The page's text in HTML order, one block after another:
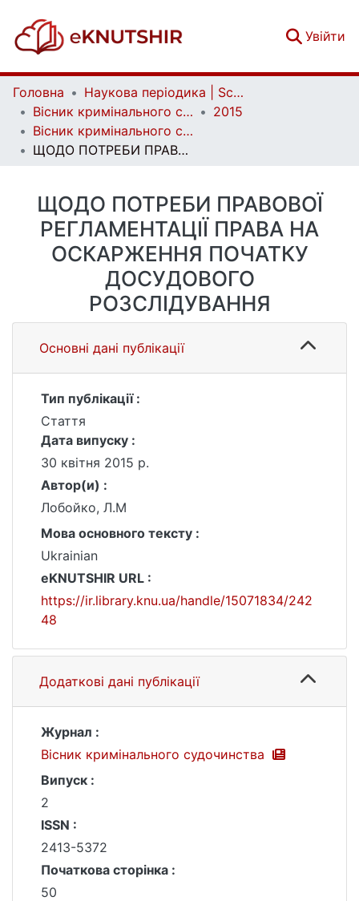
Увійти
Головна
Наукова періодика | Scientific periodicals
Вісник кримінального судочинства | Herald of criminal justice
2015
Вісник кримінального судочинства. № 2
ЩОДО ПОТРЕБИ ПРАВОВОЇ РЕГЛАМЕНТАЦІЇ ПРАВА НА ОСКАРЖЕННЯ ПОЧАТКУ ДОСУДОВОГО РОЗСЛІДУВАННЯ
ЩОДО ПОТРЕБИ ПРАВОВОЇ
РЕГЛАМЕНТАЦІЇ ПРАВА НА
ОСКАРЖЕННЯ ПОЧАТКУ
ДОСУДОВОГО
РОЗСЛІДУВАННЯ
Основні дані публікації
Тип публікації :
Стаття
Дата випуску :
30 квітня 2015 р.
Автор(и) :
Лобойко, Л.М
Мова основного тексту :
Ukrainian
eKNUTSHIR URL :
https://ir.library.knu.ua/handle/15071834/242
48
Додаткові дані публікації
Журнал :
Вісник кримінального судочинства
Випуск :
2
ISSN :
2413-5372
Початкова сторінка :
50